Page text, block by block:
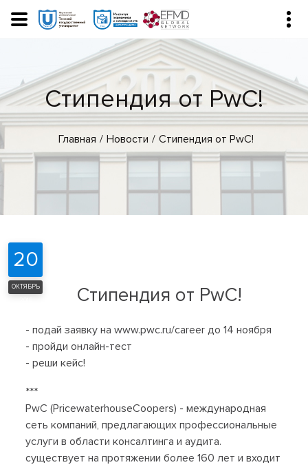
Стипендия от PwC!
Главная Новости Стипендия от PwC!
Стипендия от PwC!
- подай заявку на www.pwc.ru/career до 14 ноября
- пройди онлайн-тест
- реши кейс!
***
PwC (PricewaterhouseCoopers) - международная
сеть компаний, предлагающих профессиональные
услуги в области консалтинга и аудита.
существует на протяжении более 160 лет и входит
20
ОКТЯБРЬ